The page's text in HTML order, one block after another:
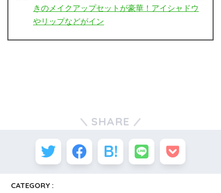
きのメイクアップセットが豪華！アイシャドウ
やリップなどがイン
SHARE
CATEGORY :